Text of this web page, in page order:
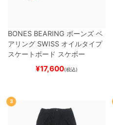
BONES BEARING ボーンズ ベ
アリング SWISS オイルタイプ
スケートボード スケボー
¥17,600(税込)
3